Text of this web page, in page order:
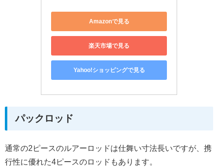
Amazonで見る
楽天市場で見る
Yahoo!ショッピングで見る
パックロッド
通常の2ピースのルアーロッドは仕舞い寸法長いですが、携
行性に優れた4ピースのロッドもあります。